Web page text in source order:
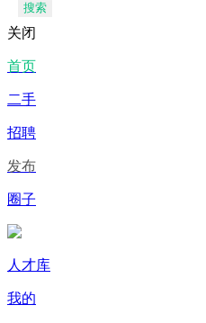
搜索
关闭
首页
二手
招聘
发布
圈子
人才库
我的